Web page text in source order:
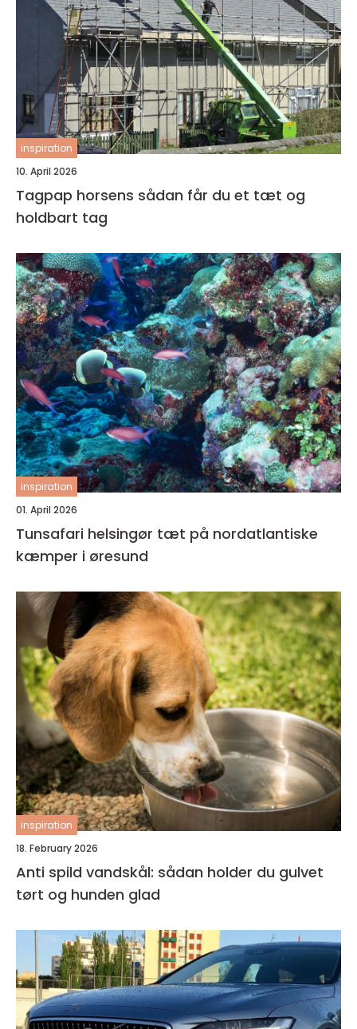
inspiration
10. April 2026
Tagpap horsens sådan får du et tæt og
holdbart tag
inspiration
01. April 2026
Tunsafari helsingør tæt på nordatlantiske
kæmper i øresund
inspiration
18. February 2026
Anti spild vandskål: sådan holder du gulvet
tørt og hunden glad